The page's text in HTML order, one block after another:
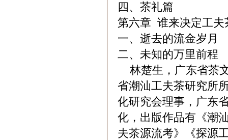
四、茶礼篇
第六章 谁来决定工夫
一、逝去的流金岁月
二、未知的万里前程
林楚生，广东省茶
省潮汕工夫茶研究所
化研究会理事，广东
化，出版作品有《潮
夫茶源流考》《探源